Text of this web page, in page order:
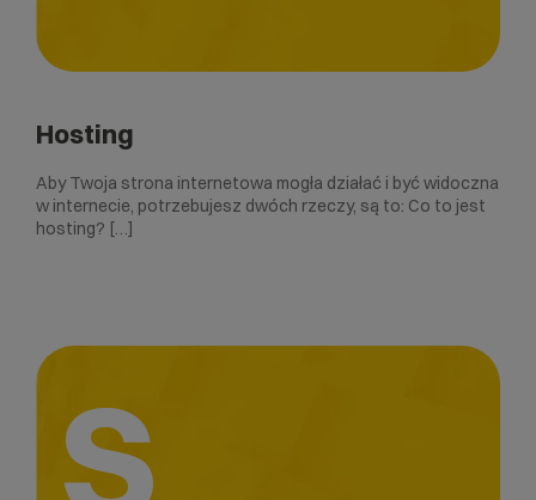
Hosting
Aby Twoja strona internetowa mogła działać i być widoczna
w internecie, potrzebujesz dwóch rzeczy, są to: Co to jest
hosting? […]
S